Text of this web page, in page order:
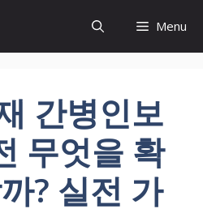
Menu
간병인보
무엇을 확
? 실전 가